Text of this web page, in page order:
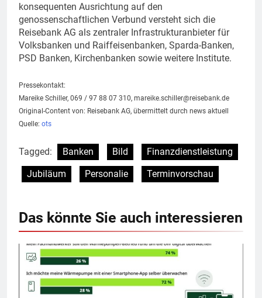
konsequenten Ausrichtung auf den
genossenschaftlichen Verbund versteht sich die
Reisebank AG als zentraler Infrastrukturanbieter für
Volksbanken und Raiffeisenbanken, Sparda-Banken,
PSD Banken, Kirchenbanken sowie weitere Institute.
Pressekontakt:
Mareike Schiller, 069 / 97 88 07 310, mareike.schiller@reisebank.de
Original-Content von: Reisebank AG, übermittelt durch news aktuell
Quelle: ots
Tagged: Banken Bild
Finanzdienstleistung
Jubiläum
Personalie Terminvorschau
Das könnte Sie auch interessieren